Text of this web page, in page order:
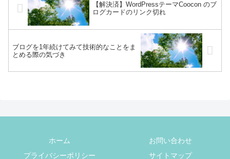
【解決済】WordPressテーマCoocon のブ
ログカードのリンク切れ
ブログを1年続けてみて技術的なことをま
とめる際の気づき
ホーム
お問い合わせ
プライバシーポリシー
サイトマップ